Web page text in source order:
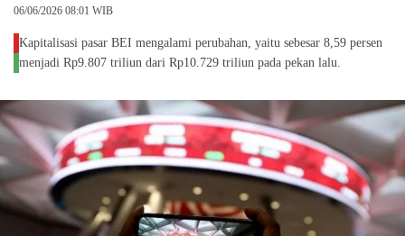
06/06/2026 08:01 WIB
Kapitalisasi pasar BEI mengalami perubahan, yaitu sebesar 8,59 persen
menjadi Rp9.807 triliun dari Rp10.729 triliun pada pekan lalu.